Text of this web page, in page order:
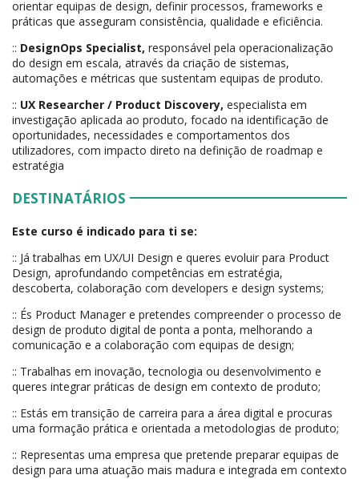
orientar equipas de design, definir processos, frameworks e
práticas que asseguram consistência, qualidade e eficiência.
:: DesignOps Specialist, responsável pela operacionalização
do design em escala, através da criação de sistemas,
automações e métricas que sustentam equipas de produto.
:: UX Researcher / Product Discovery, especialista em
investigação aplicada ao produto, focado na identificação de
oportunidades, necessidades e comportamentos dos
utilizadores, com impacto direto na definição de roadmap e
estratégia
DESTINATÁRIOS
Este curso é indicado para ti se:
:: Já trabalhas em UX/UI Design e queres evoluir para Product
Design, aprofundando competências em estratégia,
descoberta, colaboração com developers e design systems;
:: És Product Manager e pretendes compreender o processo de
design de produto digital de ponta a ponta, melhorando a
comunicação e a colaboração com equipas de design;
:: Trabalhas em inovação, tecnologia ou desenvolvimento e
queres integrar práticas de design em contexto de produto;
:: Estás em transição de carreira para a área digital e procuras
uma formação prática e orientada a metodologias de produto;
:: Representas uma empresa que pretende preparar equipas de
design para uma atuação mais madura e integrada em contexto